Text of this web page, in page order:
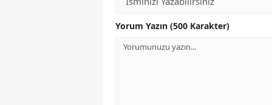
Yorum Yazın (500 Karakter)